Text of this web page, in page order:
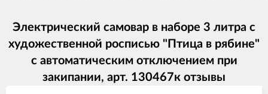
Электрический самовар в наборе 3 литра с
художественной росписью "Птица в рябине"
с автоматическим отключением при
закипании, арт. 130467к отзывы